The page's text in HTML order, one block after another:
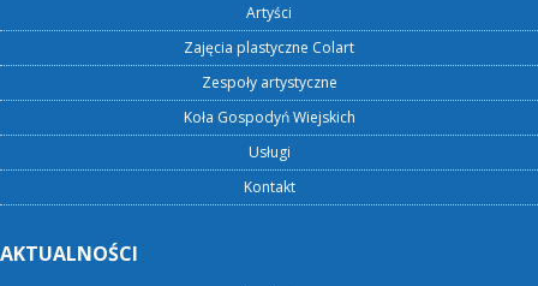
Artyści
Zajęcia plastyczne Colart
Zespoły artystyczne
Koła Gospodyń Wiejskich
Usługi
Kontakt
AKTUALNOŚCI